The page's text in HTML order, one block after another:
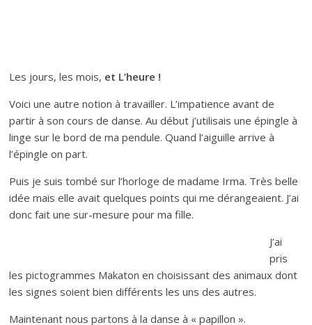
Les jours, les mois, et L’heure !
Voici une autre notion à travailler. L’impatience avant de
partir à son cours de danse. Au début j’utilisais une épingle à
linge sur le bord de ma pendule. Quand l’aiguille arrive à
l’épingle on part.
Puis je suis tombé sur l’horloge de madame Irma. Très belle
idée mais elle avait quelques points qui me dérangeaient. J’ai
donc fait une sur-mesure pour ma fille.
J’ai
pris
les pictogrammes Makaton en choisissant des animaux dont
les signes soient bien différents les uns des autres.
Maintenant nous partons à la danse à « papillon ».